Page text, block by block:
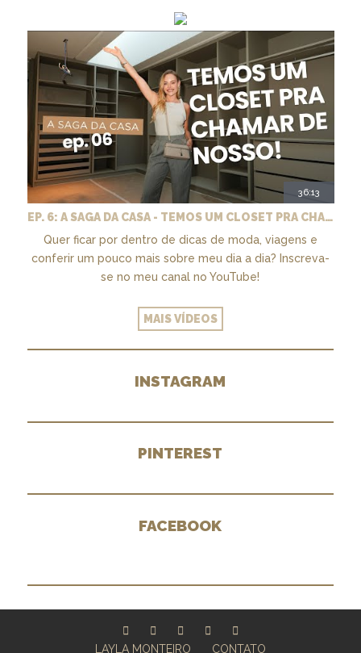
36:13
EP. 6: A SAGA DA CASA - TEMOS UM CLOSET PRA CHAMAR DE NOSSO + MARCENARIA E PAISAGISMO
Quer ficar por dentro de dicas de moda, viagens e
conferir um pouco mais sobre meu dia a dia? Inscreva-
se no meu canal no YouTube!
MAIS VÍDEOS
INSTAGRAM
PINTEREST
FACEBOOK
LAYLA MONTEIRO CONTATO